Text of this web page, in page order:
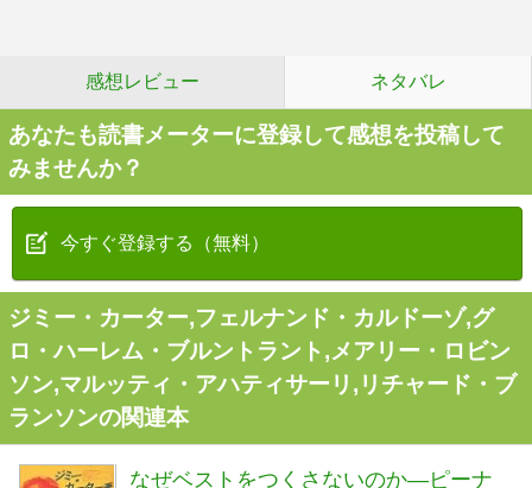
感想レビュー ネタバレ
あなたも読書メーターに登録して感想を投稿して
みませんか？
今すぐ登録する（無料）
ジミー・カーター,フェルナンド・カルドーゾ,グ
ロ・ハーレム・ブルントラント,メアリー・ロビン
ソン,マルッティ・アハティサーリ,リチャード・ブ
ランソンの関連本
なぜベストをつくさないのか―ピーナ